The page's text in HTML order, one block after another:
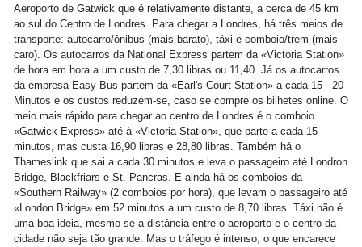
Aeroporto de Gatwick que é relativamente distante, a cerca de 45 km
ao sul do Centro de Londres. Para chegar a Londres, há três meios de
transporte: autocarro/ônibus (mais barato), táxi e comboio/trem (mais
caro). Os autocarros da National Express partem da «Victoria Station»
de hora em hora a um custo de 7,30 libras ou 11,40. Já os autocarros
da empresa Easy Bus partem da «Earl's Court Station» a cada 15 - 20
Minutos e os custos reduzem-se, caso se compre os bilhetes online. O
meio mais rápido para chegar ao centro de Londres é o comboio
«Gatwick Express» até à «Victoria Station», que parte a cada 15
minutos, mas custa 16,90 libras e 28,80 libras. Também há o
Thameslink que sai a cada 30 minutos e leva o passageiro até Londron
Bridge, Blackfriars e St. Pancras. E ainda há os comboios da
«Southern Railway» (2 comboios por hora), que levam o passageiro até
«London Bridge» em 52 minutos a um custo de 8,70 libras. Táxi não é
uma boa ideia, mesmo se a distância entre o aeroporto e o centro da
cidade não seja tão grande. Mas o tráfego é intenso, o que encarece